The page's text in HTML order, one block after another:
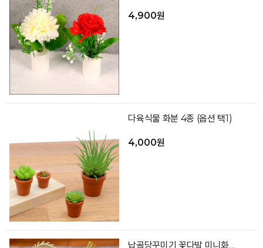
4,900원
다육식물 화분 4종 (옵션 택1)
4,000원
납골당꾸미기 꽃다발 미니화분 성묘조화 봉안당꾸미기 추모꽃 화병 부착